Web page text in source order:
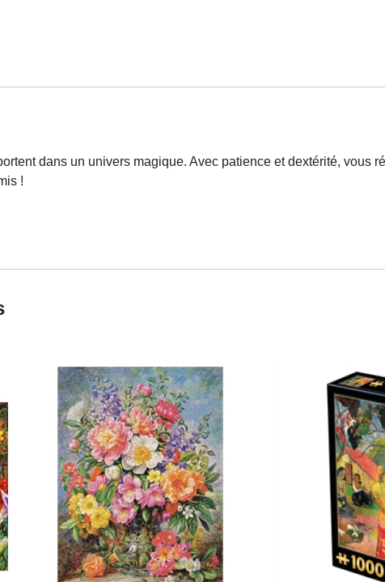
dans un univers magique. Avec patience et dextérité,
!